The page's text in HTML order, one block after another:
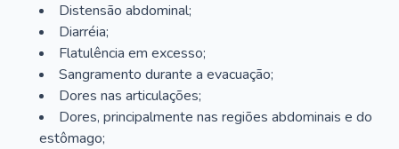
Distensão abdominal;
Diarréia;
Flatulência em excesso;
Sangramento durante a evacuação;
Dores nas articulações;
Dores, principalmente nas regiões abdominais e do
estômago;